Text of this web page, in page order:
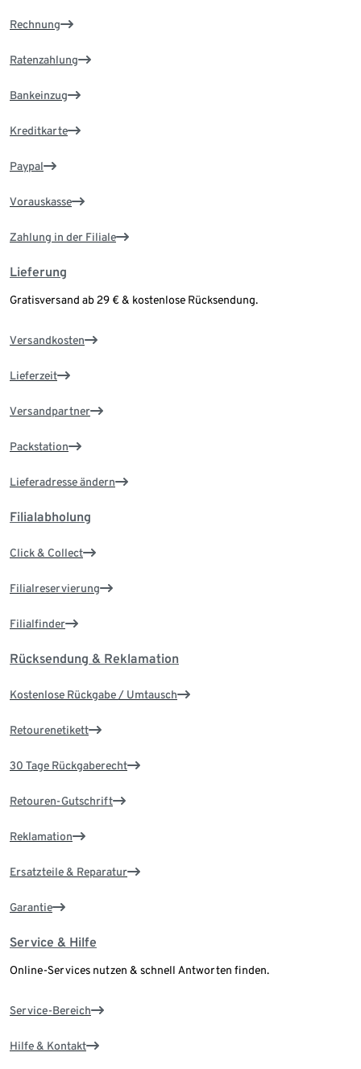
Rechnung
Ratenzahlung
Bankeinzug
Kreditkarte
Paypal
Vorauskasse
Zahlung in der Filiale
Lieferung
Gratisversand ab 29 € & kostenlose Rücksendung.
Versandkosten
Lieferzeit
Versandpartner
Packstation
Lieferadresse ändern
Filialabholung
Click & Collect
Filialreservierung
Filialfinder
Rücksendung & Reklamation
Kostenlose Rückgabe / Umtausch
Retourenetikett
30 Tage Rückgaberecht
Retouren-Gutschrift
Reklamation
Ersatzteile & Reparatur
Garantie
Service & Hilfe
Online-Services nutzen & schnell Antworten finden.
Service-Bereich
Hilfe & Kontakt